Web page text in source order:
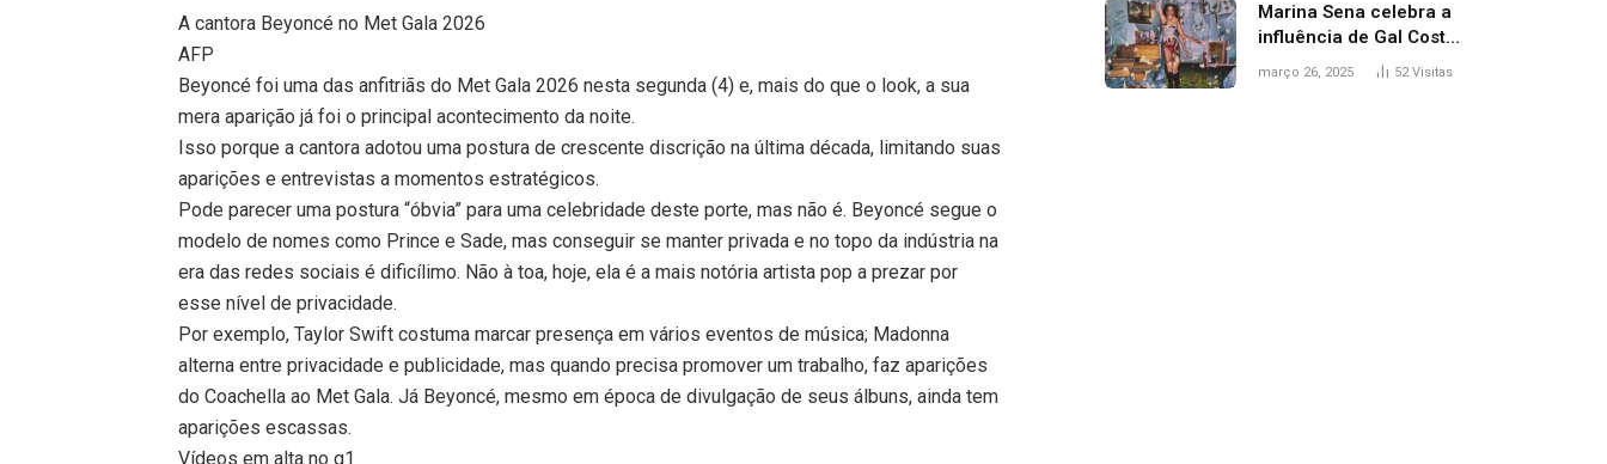
A cantora Beyoncé no Met Gala 2026
AFP
Beyoncé foi uma das anfitriãs do Met Gala 2026 nesta segunda (4) e, mais do que o look, a sua
mera aparição já foi o principal acontecimento da noite.
Isso porque a cantora adotou uma postura de crescente discrição na última década, limitando suas
aparições e entrevistas a momentos estratégicos.
Pode parecer uma postura “óbvia” para uma celebridade deste porte, mas não é. Beyoncé segue o
modelo de nomes como Prince e Sade, mas conseguir se manter privada e no topo da indústria na
era das redes sociais é dificílimo. Não à toa, hoje, ela é a mais notória artista pop a prezar por
esse nível de privacidade.
Por exemplo, Taylor Swift costuma marcar presença em vários eventos de música; Madonna
alterna entre privacidade e publicidade, mas quando precisa promover um trabalho, faz aparições
do Coachella ao Met Gala. Já Beyoncé, mesmo em época de divulgação de seus álbuns, ainda tem
aparições escassas.
Vídeos em alta no g1
Marina Sena celebra a
influência de Gal Costa
na arte do álbum
março 26, 2025 52Visitas